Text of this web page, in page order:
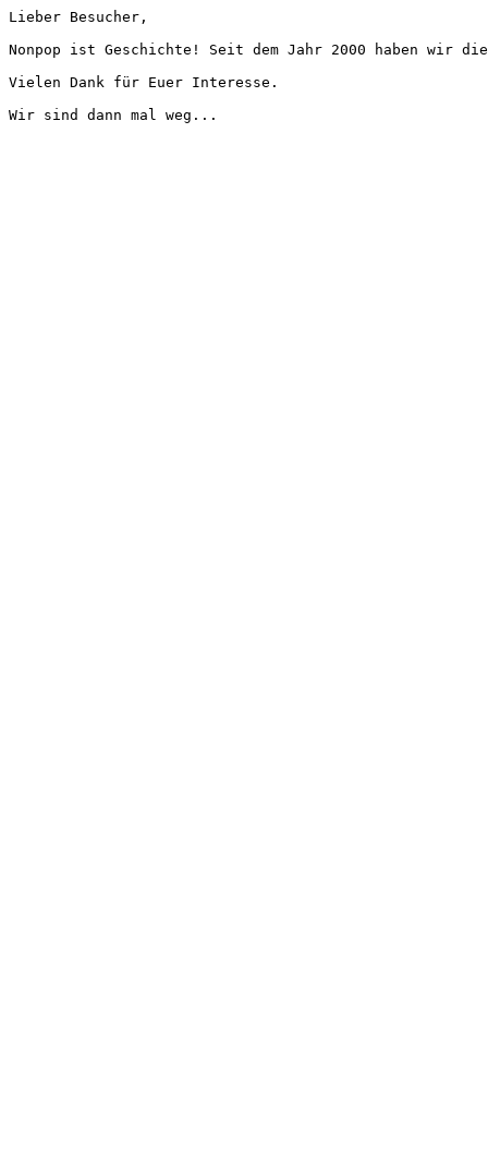
Lieber Besucher,
Nonpop ist Geschichte! Seit dem Jahr 2000 haben wir
Vielen Dank für Euer Interesse.
Wir sind dann mal weg...